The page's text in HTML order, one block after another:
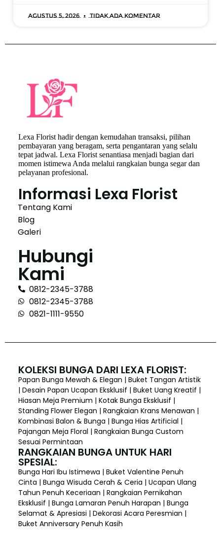
Agustus 5, 2026 Tidak ada komentar
Lexa Florist hadir dengan kemudahan transaksi, pilihan
pembayaran yang beragam, serta pengantaran yang selalu
tepat jadwal. Lexa Florist senantiasa menjadi bagian dari
momen istimewa Anda melalui rangkaian bunga segar dan
pelayanan profesional.
Informasi Lexa Florist
Tentang Kami
Blog
Galeri
Hubungi
Kami
0812-2345-3788
0812-2345-3788
0821-1111-9550
KOLEKSI BUNGA DARI LEXA FLORIST:
Papan Bunga Mewah & Elegan | Buket Tangan Artistik
| Desain Papan Ucapan Eksklusif | Buket Uang Kreatif |
Hiasan Meja Premium | Kotak Bunga Eksklusif |
Standing Flower Elegan | Rangkaian Krans Menawan |
Kombinasi Balon & Bunga | Bunga Hias Artificial |
Pajangan Meja Floral | Rangkaian Bunga Custom
Sesuai Permintaan
RANGKAIAN BUNGA UNTUK HARI
SPESIAL:
Bunga Hari Ibu Istimewa | Buket Valentine Penuh
Cinta | Bunga Wisuda Cerah & Ceria | Ucapan Ulang
Tahun Penuh Keceriaan | Rangkaian Pernikahan
Eksklusif | Bunga Lamaran Penuh Harapan | Bunga
Selamat & Apresiasi | Dekorasi Acara Peresmian |
Buket Anniversary Penuh Kasih